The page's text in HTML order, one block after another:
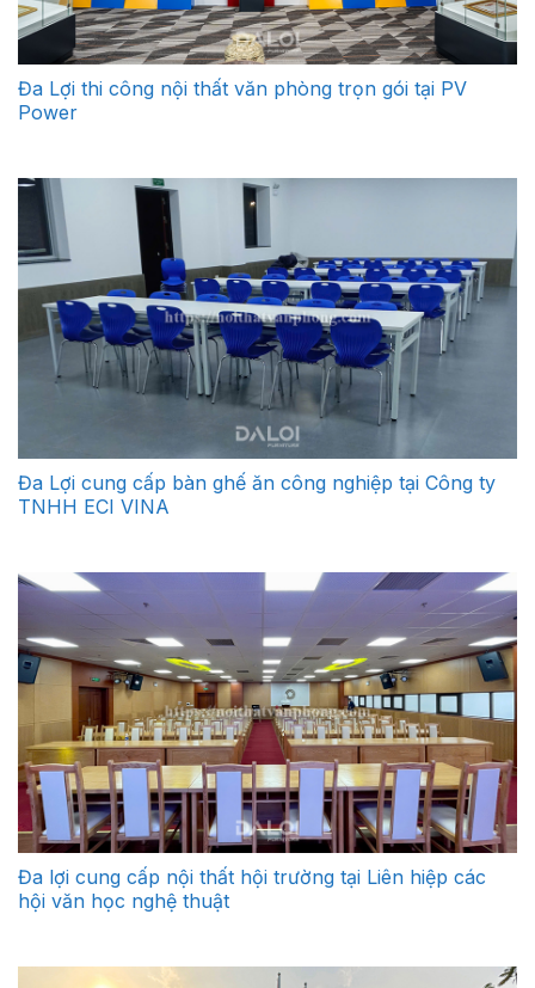
Đa Lợi thi công nội thất văn phòng trọn gói tại PV
Power
Đa Lợi cung cấp bàn ghế ăn công nghiệp tại Công ty
TNHH ECI VINA
Đa lợi cung cấp nội thất hội trường tại Liên hiệp các
hội văn học nghệ thuật